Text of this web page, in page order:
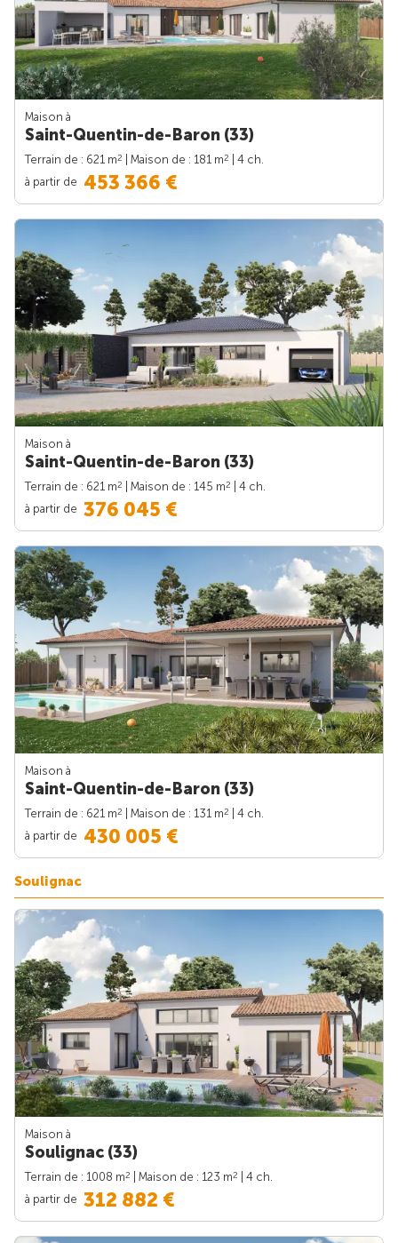
Maison à
Saint-Quentin-de-Baron (33)
Terrain de : 621 m2 | Maison de : 181 m2
| 4 ch.
à partir de 453 366 €
Maison à
Saint-Quentin-de-Baron (33)
Terrain de : 621 m2 | Maison de : 145 m2
| 4 ch.
à partir de 376 045 €
Maison à
Saint-Quentin-de-Baron (33)
Terrain de : 621 m2 | Maison de : 131 m2
| 4 ch.
à partir de 430 005 €
Soulignac
Maison à
Soulignac (33)
Terrain de : 1008 m2 | Maison de : 123 m2
| 4 ch.
à partir de 312 882 €